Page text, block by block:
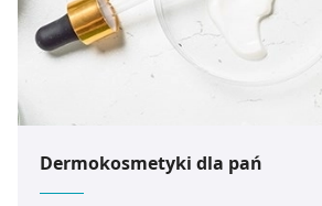
Dermokosmetyki dla pań